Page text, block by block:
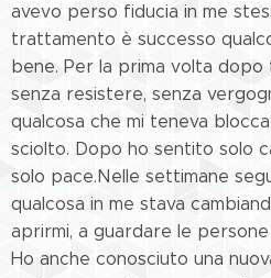
avevo perso fiducia in me
trattamento è successo
bene. Per la prima volta dopo
senza resistere, senza
qualcosa che mi teneva
sciolto. Dopo ho sentito solo
solo pace.Nelle settimane
qualcosa in me stava
aprirmi, a guardare le
Ho anche conosciuto una